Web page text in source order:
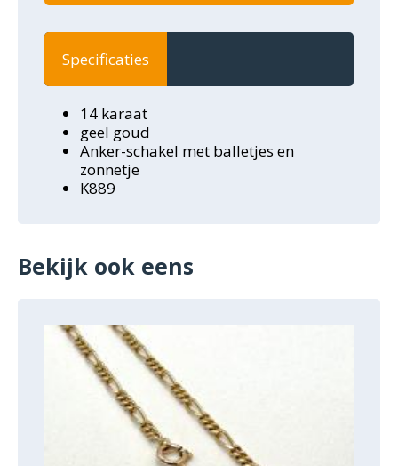
Specificaties
14 karaat
geel goud
Anker-schakel met balletjes en
zonnetje
K889
Bekijk ook eens